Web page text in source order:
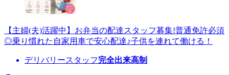
【主婦(夫)活躍中】お弁当の配達スタッフ募集!普通免許必須
◎乗り慣れた自家用車で安心配達♪子供を連れて働ける！
デリバリースタッフ完全出来高制